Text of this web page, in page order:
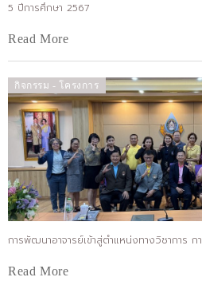
5 ปีการศึกษา 2567
Read More
กิจกรรม - โครงการ
การพัฒนาอาจารย์เข้าสู่ตำแหน่งทางวิชาการ ก
Read More